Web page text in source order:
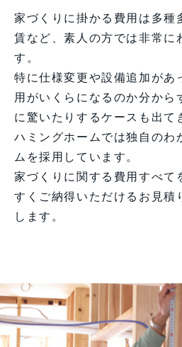
家づくりに掛かる費用は多種
賃など、素人の方では非常に
す。
特に仕様変更や設備追加があ
用がいくらになるのか分から
に驚いたりするケースも出て
ハミングホームでは独自のわ
ムを採用しています。
家づくりに関する費用すべて
すくご納得いただけるお見積
します。